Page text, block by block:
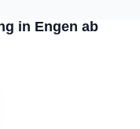
in Engen ab